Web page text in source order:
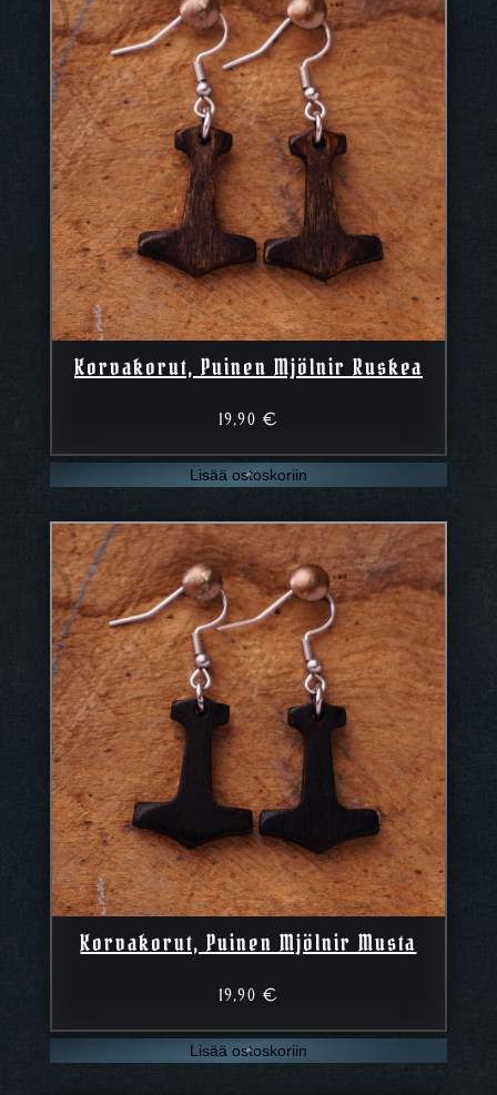
Korvakorut, Puinen Mjölnir Ruskea
19,90 €
Lisää ostoskoriin
Korvakorut, Puinen Mjölnir Musta
19,90 €
Lisää ostoskoriin